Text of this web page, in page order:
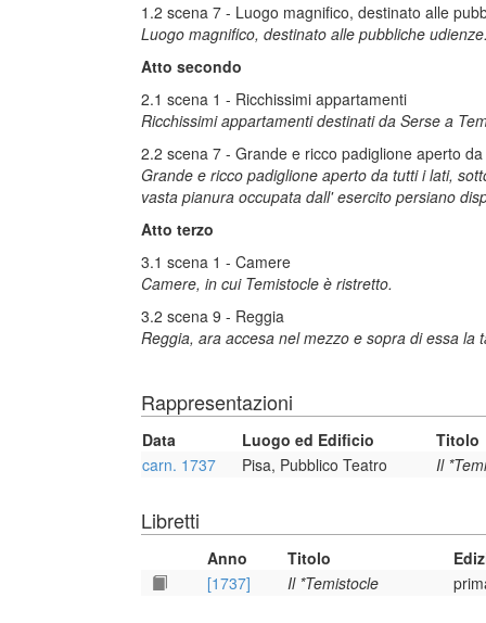
1.2 scena 7 - Luogo magnifico, destinato alle
Luogo magnifico, destinato alle pubbliche
Atto secondo
2.1 scena 1 - Ricchissimi appartamenti
Ricchissimi appartamenti destinati da Serse a
2.2 scena 7 - Grande e ricco padiglione aperto
Grande e ricco padiglione aperto da tutti i lati,
vasta pianura occupata dall' esercito persiano
Atto terzo
3.1 scena 1 - Camere
Camere, in cui Temistocle è ristretto.
3.2 scena 9 - Reggia
Reggia, ara accesa nel mezzo e sopra di essa la
Rappresentazioni
Data Luogo ed Edificio
Titolo
carn. 1737
Pisa, Pubblico Teatro Il
Libretti
Anno Titolo
[1737]
Il *Temistocle